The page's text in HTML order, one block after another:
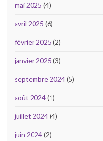
mai 2025 (4)
avril 2025 (6)
février 2025 (2)
janvier 2025 (3)
septembre 2024(5)
août 2024(1)
juillet 2024(4)
juin 2024(2)